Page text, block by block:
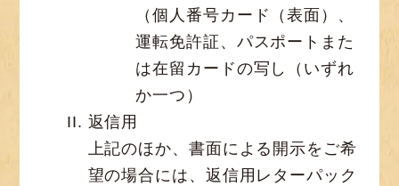
（個人番号カード（表面）、
運転免許証、パスポートまた
は在留カードの写し（いずれ
か一つ）
返信用
上記のほか、書面による開示をご希
望の場合には、返信用レターパック